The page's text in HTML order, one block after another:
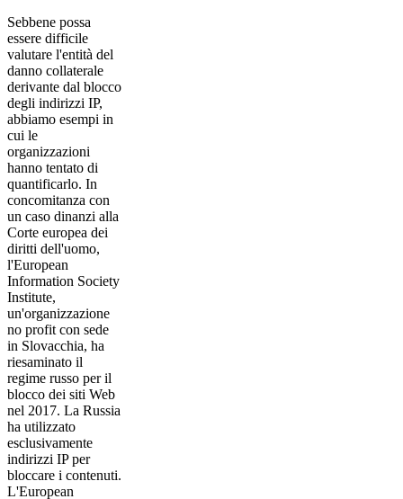
Sebbene possa
essere difficile
valutare l'entità del
danno collaterale
derivante dal blocco
degli indirizzi IP,
abbiamo esempi in
cui le
organizzazioni
hanno tentato di
quantificarlo. In
concomitanza con
un caso dinanzi alla
Corte europea dei
diritti dell'uomo,
l'European
Information Society
Institute,
un'organizzazione
no profit con sede
in Slovacchia, ha
riesaminato il
regime russo per il
blocco dei siti Web
nel 2017. La Russia
ha utilizzato
esclusivamente
indirizzi IP per
bloccare i contenuti.
L'European